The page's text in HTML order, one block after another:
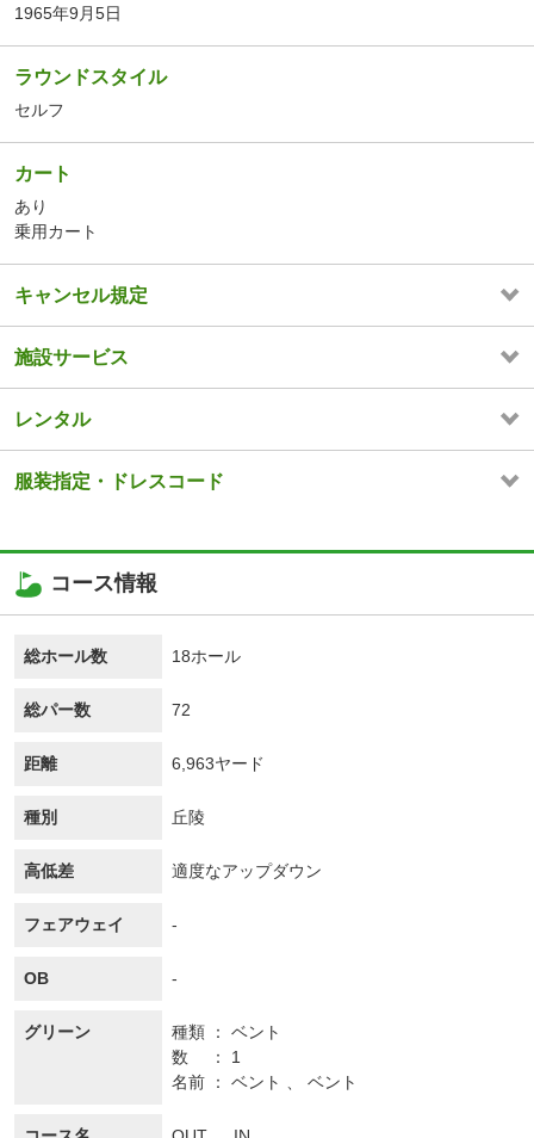
1965年9月5日
ラウンドスタイル
セルフ
カート
あり
乗用カート
キャンセル規定
施設サービス
レンタル
服装指定・ドレスコード
コース情報
総ホール数 18ホール
総パー数 72
距離 6,963ヤード
種別 丘陵
高低差 適度なアップダウン
フェアウェイ -
OB -
グリーン 種類
ベント
数
1
名前
ベント 、 ベント